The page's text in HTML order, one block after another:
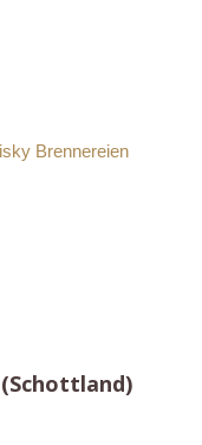
Brennereien